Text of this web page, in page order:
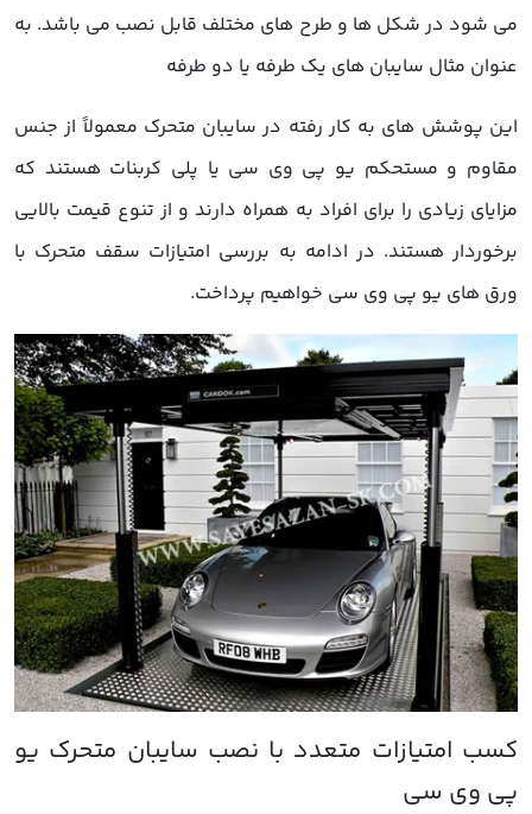
می شود در شکل ها و طرح های مختلف قابل نصب می باشد. به
عنوان مثال سایبان های یک طرفه یا دو طرفه
این پوشش های به کار رفته در سایبان متحرک معمولاً از جنس
مقاوم و مستحکم یو پی وی سی یا پلی کربنات هستند که
مزایای زیادی را برای افراد به همراه دارند و از تنوع قیمت بالایی
برخوردار هستند. در ادامه به بررسی امتیازات سقف متحرک با
ورق های یو پی وی سی خواهیم پرداخت.